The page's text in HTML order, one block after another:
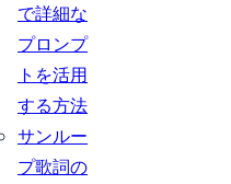
で詳細な
プロンプ
トを活用
する方法
サンルー
プ歌詞の